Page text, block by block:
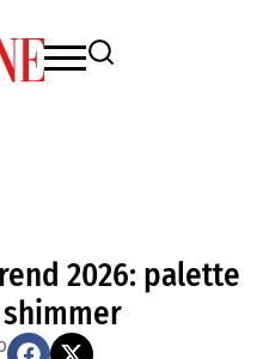
2026: palette